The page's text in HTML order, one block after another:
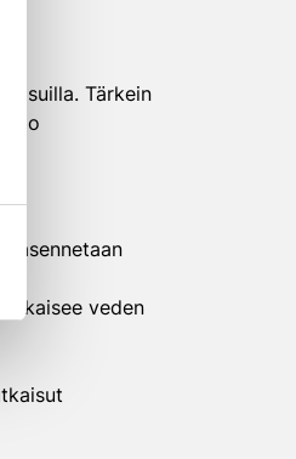
Tärkein
jo
asennetaan
veden